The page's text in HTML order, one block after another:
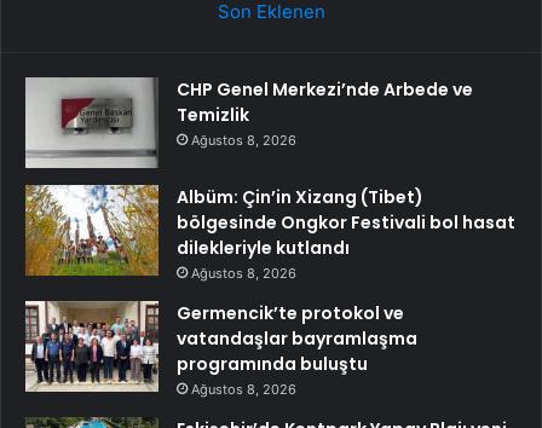
Son Eklenen
CHP Genel Merkezi’nde Arbede ve
Temizlik
Ağustos 8, 2026
Albüm: Çin’in Xizang (Tibet)
bölgesinde Ongkor Festivali bol hasat
dilekleriyle kutlandı
Ağustos 8, 2026
Germencik’te protokol ve
vatandaşlar bayramlaşma
programında buluştu
Ağustos 8, 2026